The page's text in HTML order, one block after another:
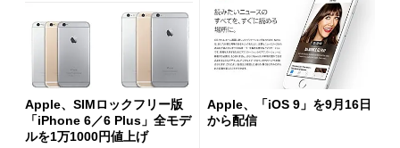
Apple、SIMロックフリー版
「iPhone 6／6 Plus」全モデ
ルを1万1000円値上げ
Apple、「iOS 9」を9月16日
から配信